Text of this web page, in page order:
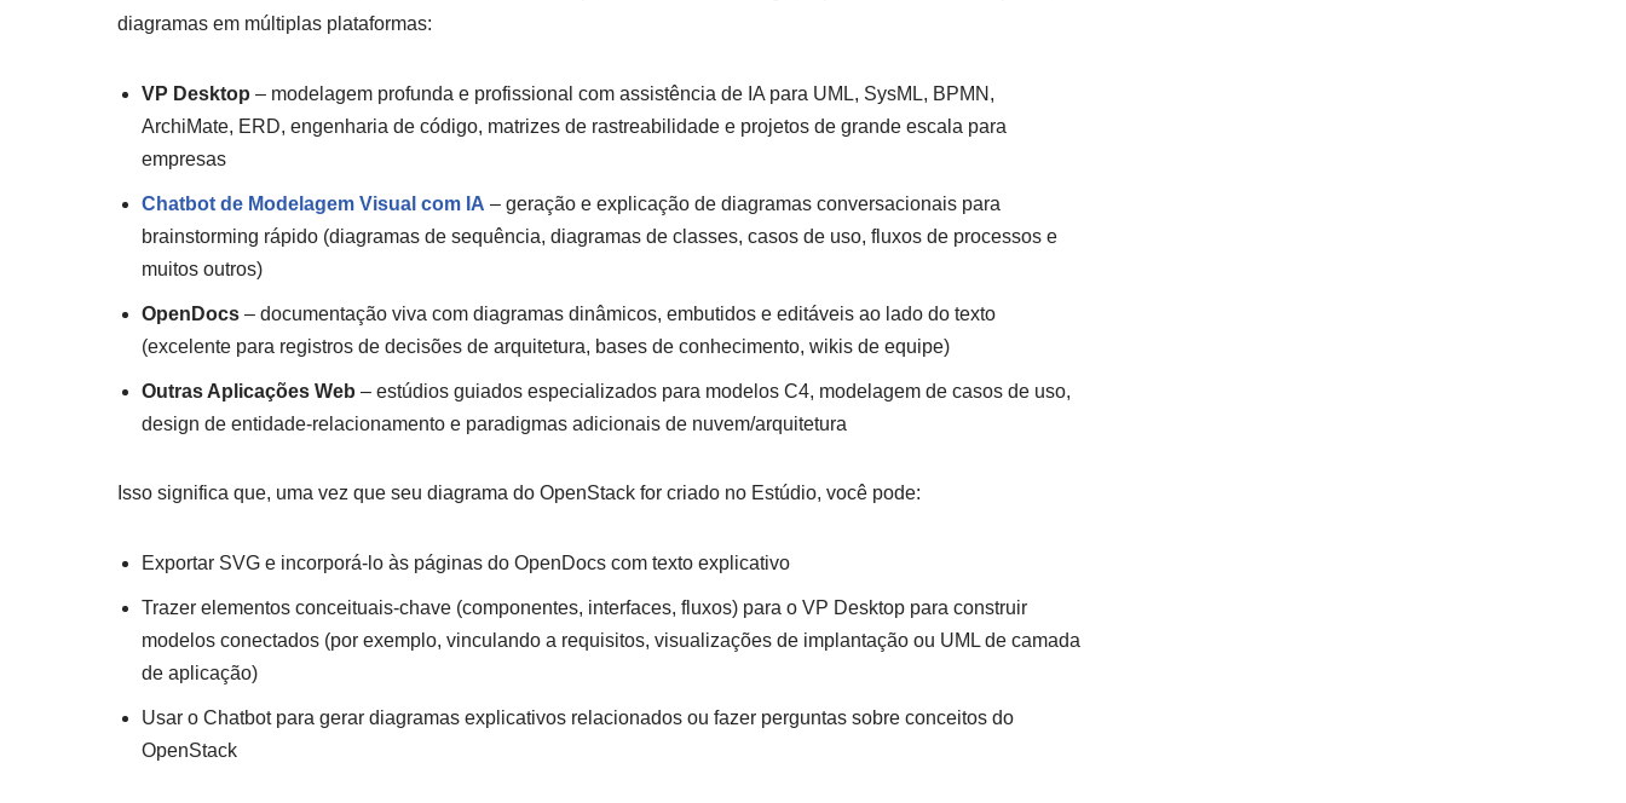
diagramas em múltiplas plataformas:
VP Desktop – modelagem profunda e profissional com assistência de IA para UML, SysML, BPMN,
ArchiMate, ERD, engenharia de código, matrizes de rastreabilidade e projetos de grande escala para
empresas
Chatbot de Modelagem Visual com IA – geração e explicação de diagramas conversacionais para
brainstorming rápido (diagramas de sequência, diagramas de classes, casos de uso, fluxos de processos e
muitos outros)
OpenDocs – documentação viva com diagramas dinâmicos, embutidos e editáveis ao lado do texto
(excelente para registros de decisões de arquitetura, bases de conhecimento, wikis de equipe)
Outras Aplicações Web – estúdios guiados especializados para modelos C4, modelagem de casos de uso,
design de entidade-relacionamento e paradigmas adicionais de nuvem/arquitetura
Isso significa que, uma vez que seu diagrama do OpenStack for criado no Estúdio, você pode:
Exportar SVG e incorporá-lo às páginas do OpenDocs com texto explicativo
Trazer elementos conceituais-chave (componentes, interfaces, fluxos) para o VP Desktop para construir
modelos conectados (por exemplo, vinculando a requisitos, visualizações de implantação ou UML de camada
de aplicação)
Usar o Chatbot para gerar diagramas explicativos relacionados ou fazer perguntas sobre conceitos do
OpenStack